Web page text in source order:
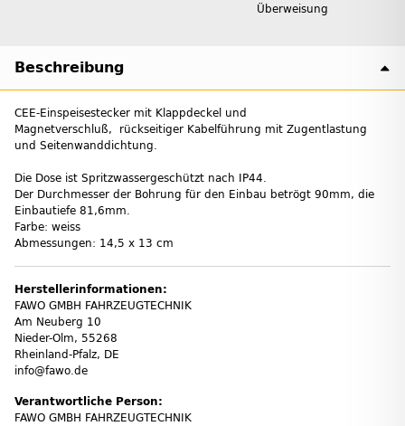
Überweisung
Beschreibung
CEE-Einspeisestecker mit Klappdeckel und
Magnetverschluß, rückseitiger Kabelführung mit Zugentlastung
und Seitenwanddichtung.
Die Dose ist Spritzwassergeschützt nach IP44.
Der Durchmesser der Bohrung für den Einbau betrögt 90mm, die
Einbautiefe 81,6mm.
Farbe: weiss
Abmessungen: 14,5 x 13 cm
Herstellerinformationen:
FAWO GMBH FAHRZEUGTECHNIK
Am Neuberg 10
Nieder-Olm, 55268
Rheinland-Pfalz, DE
info@fawo.de
Verantwortliche Person:
FAWO GMBH FAHRZEUGTECHNIK